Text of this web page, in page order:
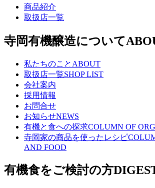
商品紹介
取扱店一覧
寺岡有機醸造について
私たちのこと ABOUT
取扱店一覧SHOP LIST
会社案内
採用情報
お問合せ
お知らせNEWS
有機と食への探求COLUMN OF
寺岡家の商品を使ったレシピ
AND FOOD
有機食をご検討の方